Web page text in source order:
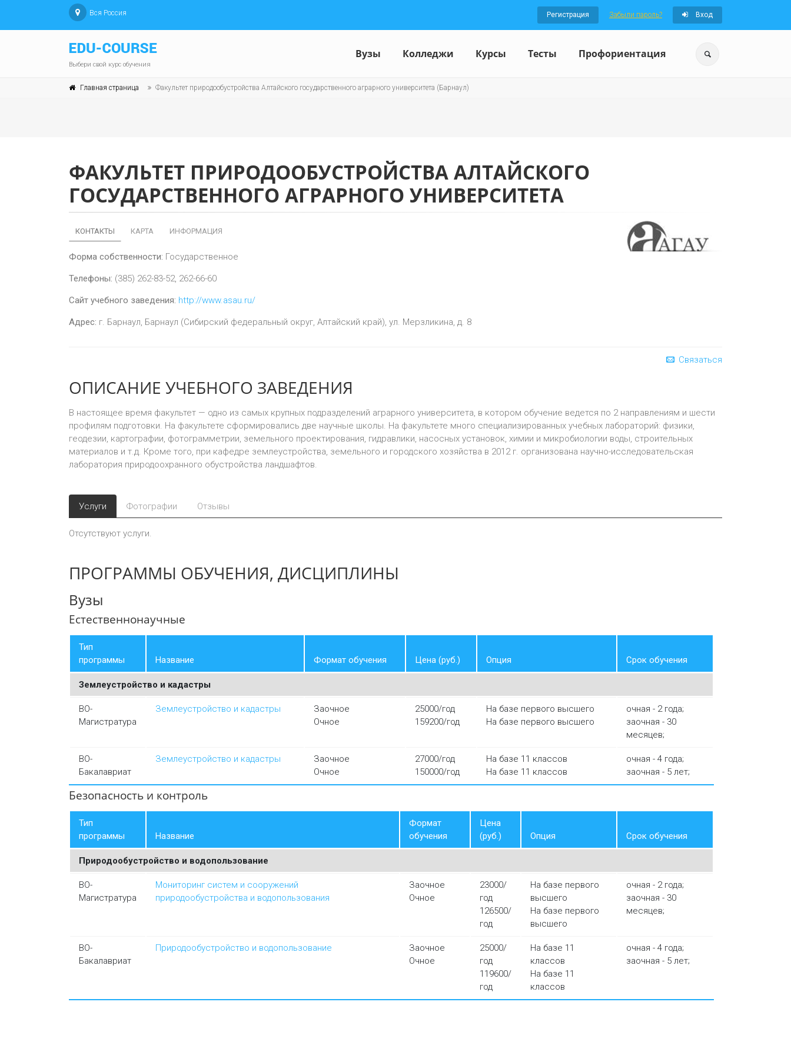
Вся Россия Регистрация Забыли пароль? Вход
Выбери свой курс обучения
Вузы Колледжи Курсы Тесты Профориентация
Главная страница Факультет природообустройства Алтайского государственного аграрного университета (Барнаул)
ФАКУЛЬТЕТ ПРИРОДООБУСТРОЙСТВА АЛТАЙСКОГО
ГОСУДАРСТВЕННОГО АГРАРНОГО УНИВЕРСИТЕТА
КОНТАКТЫ КАРТА ИНФОРМАЦИЯ
Форма собственности: Государственное
Телефоны: (385) 262-83-52, 262-66-60
Сайт учебного заведения: http://www.asau.ru/
Адрес: г. Барнаул, Барнаул (Сибирский федеральный округ, Алтайский край), ул. Мерзликина, д. 8
Связаться
ОПИСАНИЕ УЧЕБНОГО ЗАВЕДЕНИЯ
В настоящее время факультет — одно из самых крупных подразделений аграрного университета, в котором обучение ведется по 2 направлениям и шести
профилям подготовки. На факультете сформировались две научные школы. На факультете много специализированных учебных лабораторий: физики,
геодезии, картографии, фотограмметрии, земельного проектирования, гидравлики, насосных установок, химии и микробиологии воды, строительных
материалов и т.д. Кроме того, при кафедре землеустройства, земельного и городского хозяйства в 2012 г. организована научно-исследовательская
лаборатория природоохранного обустройства ландшафтов.
Услуги Фотографии Отзывы
Отсутствуют услуги.
ПРОГРАММЫ ОБУЧЕНИЯ, ДИСЦИПЛИНЫ
Вузы
Естественнонаучные
Тип
программы
Название Формат обучения Цена (руб.) Опция Срок обучения
Землеустройство и кадастры
ВО-
Магистратура
Землеустройство и кадастры
Заочное
Очное
25000/год
159200/год
На базе первого высшего
На базе первого высшего
очная - 2 года;
заочная - 30
месяцев;
ВО-
Бакалавриат
Землеустройство и кадастры
Заочное
Очное
27000/год
150000/год
На базе 11 классов
На базе 11 классов
очная - 4 года;
заочная - 5 лет;
Безопасность и контроль
Тип
программы
Название
Формат
обучения
Цена
(руб.)
Опция Срок обучения
Природообустройство и водопользование
ВО-
Магистратура
Мониторинг систем и сооружений
природообустройства и водопользования
Заочное
Очное
23000/
год
126500/
год
На базе первого
высшего
На базе первого
высшего
очная - 2 года;
заочная - 30
месяцев;
ВО-
Бакалавриат
Природообустройство и водопользование
Заочное
Очное
25000/
год
119600/
год
На базе 11
классов
На базе 11
классов
очная - 4 года;
заочная - 5 лет;